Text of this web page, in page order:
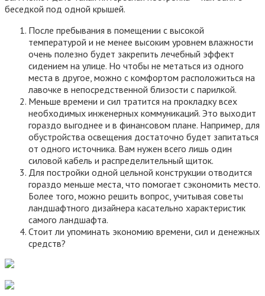
беседкой под одной крышей.
После пребывания в помещении с высокой
температурой и не менее высоким уровнем влажности
очень полезно будет закрепить лечебный эффект
сидением на улице. Но чтобы не метаться из одного
места в другое, можно с комфортом расположиться на
лавочке в непосредственной близости с парилкой.
Меньше времени и сил тратится на прокладку всех
необходимых инженерных коммуникаций. Это выходит
гораздо выгоднее и в финансовом плане. Например, для
обустройства освещения достаточно будет запитаться
от одного источника. Вам нужен всего лишь один
силовой кабель и распределительный щиток.
Для постройки одной цельной конструкции отводится
гораздо меньше места, что помогает сэкономить место.
Более того, можно решить вопрос, учитывая советы
ландшафтного дизайнера касательно характеристик
самого ландшафта.
Стоит ли упоминать экономию времени, сил и денежных
средств?